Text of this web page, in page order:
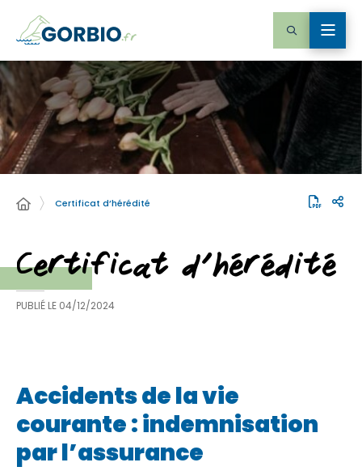
Certificat d’hérédité
Certificat d’hérédité
PUBLIÉ LE 04/12/2024
Accidents de la vie
courante : indemnisation
par l’assurance